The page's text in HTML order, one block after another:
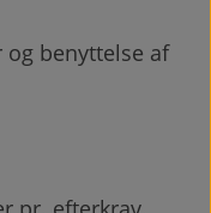
benyttelse af